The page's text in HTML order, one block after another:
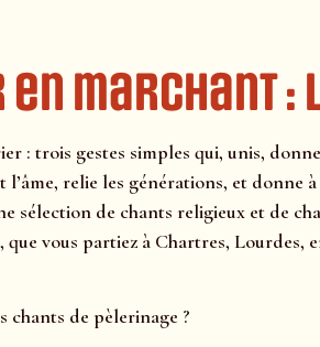
marchant :
: trois gestes simples qui, unis,
l’âme, relie les générations, et
sélection de chants religieux et de
vous partiez à Chartres, Lourdes,
chants de pèlerinage ?